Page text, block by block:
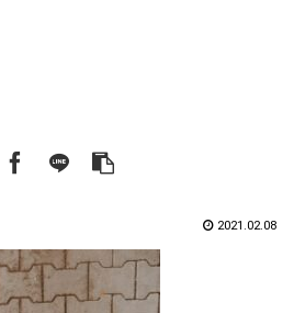
2021.02.08